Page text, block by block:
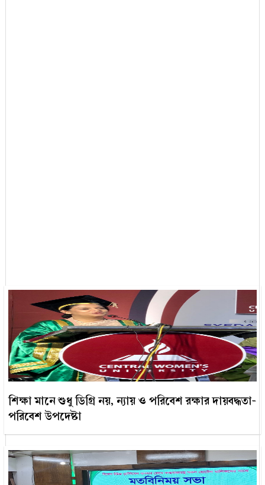
শিক্ষা মানে শুধু ডিগ্রি নয়, ন্যায় ও পরিবেশ রক্ষার দায়বদ্ধতা-
পরিবেশ উপদেষ্টা